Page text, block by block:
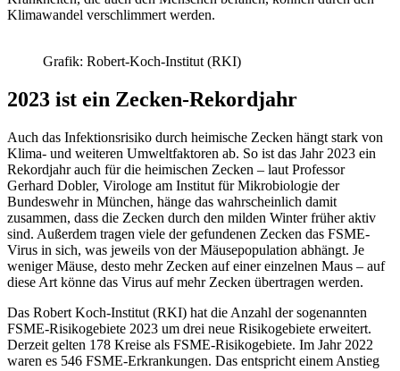
Klimawandel verschlimmert werden.
Grafik: Robert-Koch-Institut (RKI)
2023 ist ein Zecken-Rekordjahr
Auch das Infektionsrisiko durch heimische Zecken hängt stark von
Klima- und weiteren Umweltfaktoren ab. So ist das Jahr 2023 ein
Rekordjahr auch für die heimischen Zecken – laut Professor
Gerhard Dobler, Virologe am Institut für Mikrobiologie der
Bundeswehr in München, hänge das wahrscheinlich damit
zusammen, dass die Zecken durch den milden Winter früher aktiv
sind. Außerdem tragen viele der gefundenen Zecken das FSME-
Virus in sich, was jeweils von der Mäusepopulation abhängt. Je
weniger Mäuse, desto mehr Zecken auf einer einzelnen Maus – auf
diese Art könne das Virus auf mehr Zecken übertragen werden.
Das Robert Koch-Institut (RKI) hat die Anzahl der sogenannten
FSME-Risikogebiete 2023 um drei neue Risikogebiete erweitert.
Derzeit gelten 178 Kreise als FSME-Risikogebiete. Im Jahr 2022
waren es 546 FSME-Erkrankungen. Das entspricht einem Anstieg